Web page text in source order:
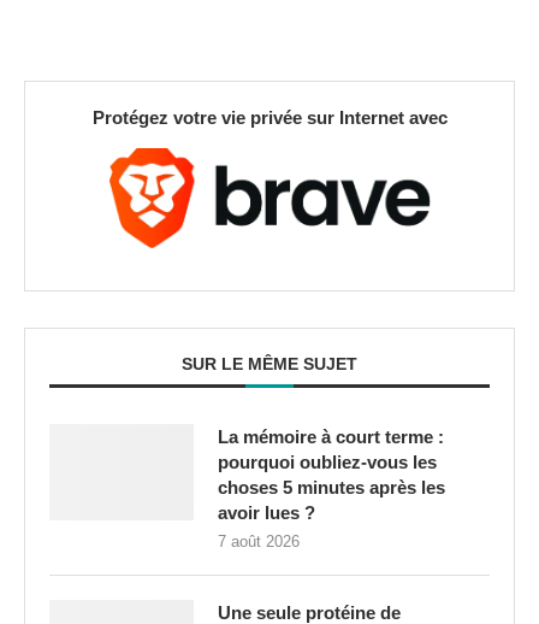
Protégez votre vie privée sur Internet avec
SUR LE MÊME SUJET
La mémoire à court terme :
pourquoi oubliez-vous les
choses 5 minutes après les
avoir lues ?
7 août 2026
Une seule protéine de